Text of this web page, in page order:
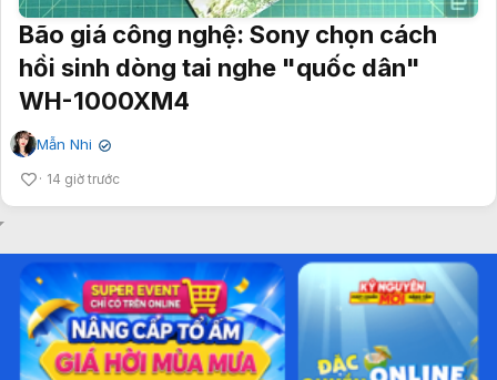
Bão giá công nghệ: Sony chọn cách
hồi sinh dòng tai nghe "quốc dân"
WH-1000XM4
Mẫn Nhi ✔
14 giờ trước